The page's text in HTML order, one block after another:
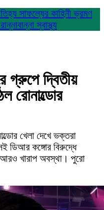
সাফল্যের কাহিনীভ্রমণ
রান্নাবান্নাস্বাস্থ্য
গ্রুপে দ্বিতীয়
রোনাল্ডোর
খেলা দেখে ভক্তরা
ডিআর কঙ্গোর বিরুদ্ধে
আরও খারাপ অবস্থা। পুরো